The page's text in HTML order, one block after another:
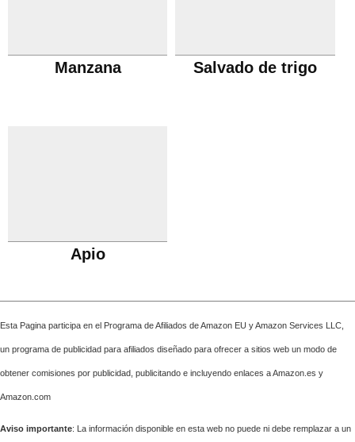
Manzana Salvado de trigo
Apio
Esta Pagina participa en el Programa de Afiliados de Amazon EU y Amazon Services LLC,
un programa de publicidad para afiliados diseñado para ofrecer a sitios web un modo de
obtener comisiones por publicidad, publicitando e incluyendo enlaces a Amazon.es y
Amazon.com
Aviso importante: La información disponible en esta web no puede ni debe remplazar a un